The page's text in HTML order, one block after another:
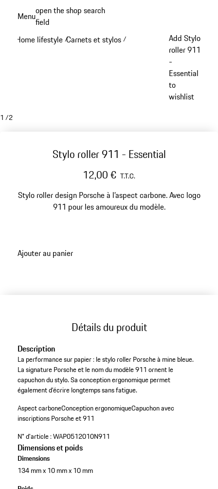
principal
Menuopen the shop search
field
Home lifestyle /Carnets et stylos /
Add Stylo
roller 911
-
Essential
to
wishlist
1 /2
Stylo roller 911 - Essential
12,00 € T.T.C.
Stylo roller design Porsche à l’aspect carbone. Avec logo
911 pour les amoureux du modèle.
Ajouter au panier
Détails du produit
Description
La performance sur papier : le stylo roller Porsche à mine bleue.
La signature Porsche et le nom du modèle 911 ornent le
capuchon du stylo. Sa conception ergonomique permet
également d’écrire longtemps sans fatigue.
Aspect carboneConception ergonomiqueCapuchon avec
inscriptions Porsche et 911
N° d'article :WAP0512010N911
Dimensions et poids
Dimensions
134 mm x 10 mm x 10 mm